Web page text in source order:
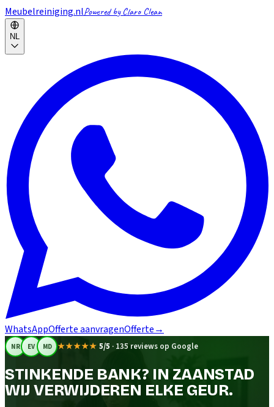
Meubelreiniging.nlPowered by Claro Clean
NL
WhatsAppOfferte aanvragenOfferte→
NR EV MD ★★★★★ 5/5 · 135 reviews op Google
STINKENDE BANK? IN ZAANSTAD
WIJ VERWIJDEREN ELKE GEUR.